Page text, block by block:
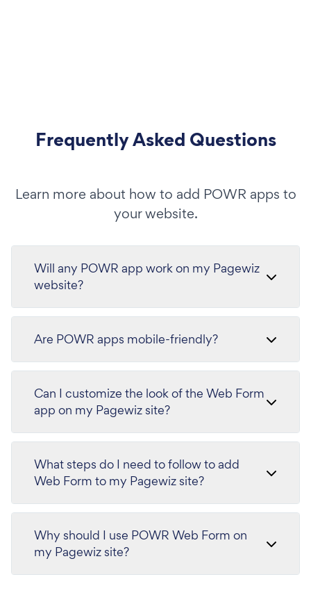
Frequently Asked Questions
Learn more about how to add POWR apps to
your website.
Will any POWR app work on my Pagewiz
website?
Are POWR apps mobile-friendly?
Can I customize the look of the Web Form
app on my Pagewiz site?
What steps do I need to follow to add
Web Form to my Pagewiz site?
Why should I use POWR Web Form on
my Pagewiz site?